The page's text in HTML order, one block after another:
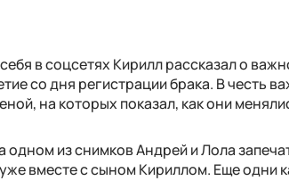
в соцсетях Кирилл рассказал о
со дня регистрации брака. В честь
на которых показал, как они
одном из снимков Андрей и Лола
вместе с сыном Кириллом. Еще одни